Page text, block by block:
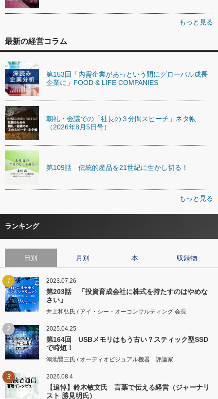
もっと見る
最新の経営コラム
第153回「内需企業があっという間にグローバル成長
企業に」FOOD & LIFE COMPANIES
朝礼・会議での「社長の３分間スピーチ」ネタ帳
（2026年8月5日号）
第109話 伝統的産品を21世紀に生かし切る！
もっと見る
ランキング
日別 月別 本 収録物
1 2023.07.26
第203話 「投資育成会社に株式を持たすのはやめな
さい」
井上和弘氏 / アイ・シー・オーコンサルティング 会長
2 2025.04.25
第164回 USBメモリはもう古い？スティック型SSD
で時短！
鴻池賢三氏 / オーディオビジュアル機器 評論家
3 2026.08.4
【追悼】鈴木敏文氏 言葉で伝える経営（ジャーナリ
スト 勝見明氏）